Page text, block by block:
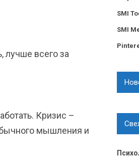
лучше всего за
Кризис –
мышления и
SMI
SMI